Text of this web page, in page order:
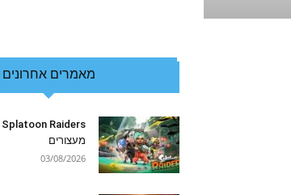
מאמרים אחרונים
מעצורים
03/08/2026